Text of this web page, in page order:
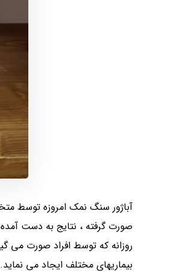
آباژور سنگ نمک امروزه توسط
صورت گرفته ، نتایج به دست
روزانه که توسط افراد صورت می
بیماریهای مختلف ایجاد می